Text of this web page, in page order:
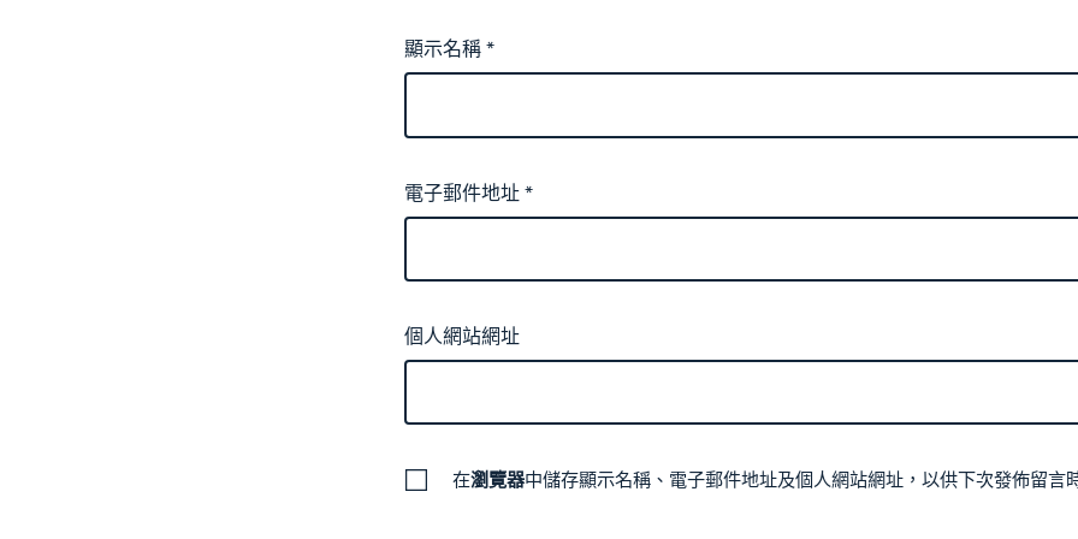
顯示名稱*
電子郵件地址*
個人網站網址
在瀏覽器中儲存顯示名稱、電子郵件地址及個人網站網址，以供下次發佈留言